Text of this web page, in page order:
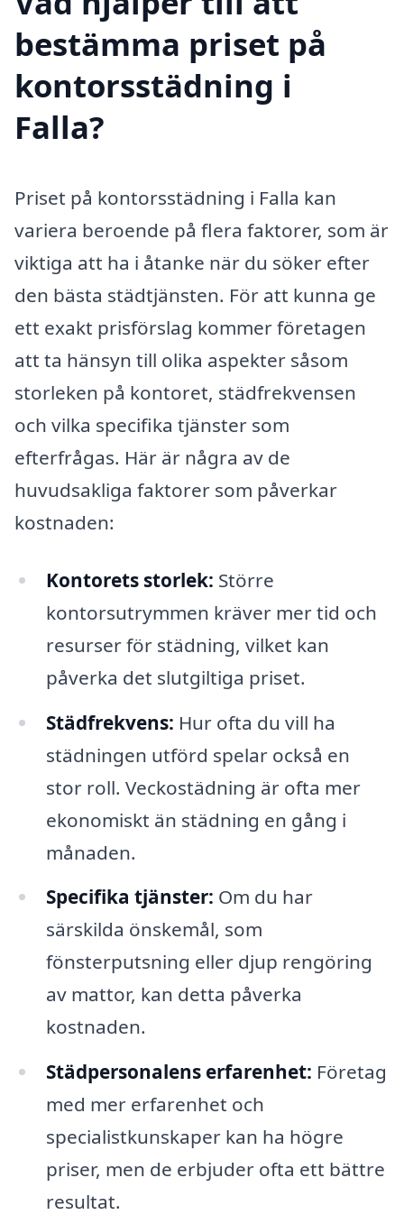
bestämma priset på
kontorsstädning i
Falla?
Priset på kontorsstädning i Falla kan
variera beroende på flera faktorer, som är
viktiga att ha i åtanke när du söker efter
den bästa städtjänsten. För att kunna ge
ett exakt prisförslag kommer företagen
att ta hänsyn till olika aspekter såsom
storleken på kontoret, städfrekvensen
och vilka specifika tjänster som
efterfrågas. Här är några av de
huvudsakliga faktorer som påverkar
kostnaden:
Kontorets storlek: Större
kontorsutrymmen kräver mer tid och
resurser för städning, vilket kan
påverka det slutgiltiga priset.
Städfrekvens: Hur ofta du vill ha
städningen utförd spelar också en
stor roll. Veckostädning är ofta mer
ekonomiskt än städning en gång i
månaden.
Specifika tjänster: Om du har
särskilda önskemål, som
fönsterputsning eller djup rengöring
av mattor, kan detta påverka
kostnaden.
Städpersonalens erfarenhet: Företag
med mer erfarenhet och
specialistkunskaper kan ha högre
priser, men de erbjuder ofta ett bättre
resultat.